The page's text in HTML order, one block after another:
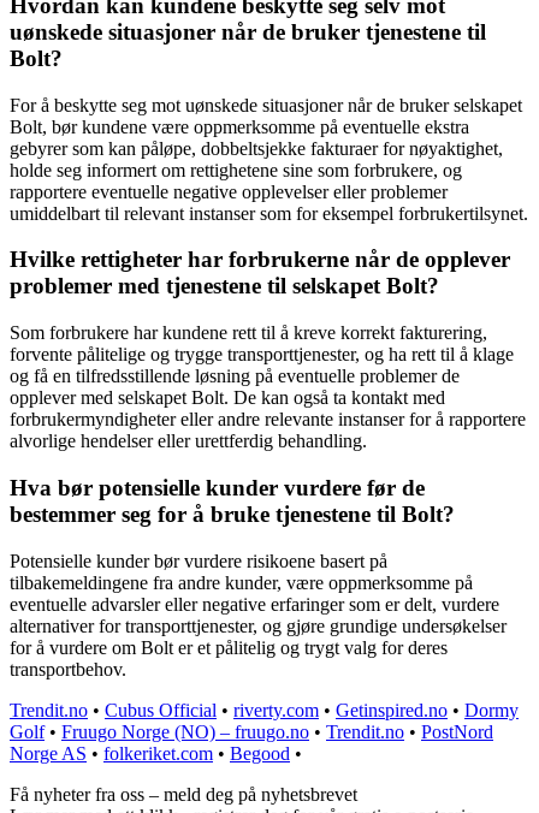
Hvordan kan kundene beskytte seg selv mot
uønskede situasjoner når de bruker tjenestene til
Bolt?
For å beskytte seg mot uønskede situasjoner når de bruker selskapet
Bolt, bør kundene være oppmerksomme på eventuelle ekstra
gebyrer som kan påløpe, dobbeltsjekke fakturaer for nøyaktighet,
holde seg informert om rettighetene sine som forbrukere, og
rapportere eventuelle negative opplevelser eller problemer
umiddelbart til relevant instanser som for eksempel forbrukertilsynet.
Hvilke rettigheter har forbrukerne når de opplever
problemer med tjenestene til selskapet Bolt?
Som forbrukere har kundene rett til å kreve korrekt fakturering,
forvente pålitelige og trygge transporttjenester, og ha rett til å klage
og få en tilfredsstillende løsning på eventuelle problemer de
opplever med selskapet Bolt. De kan også ta kontakt med
forbrukermyndigheter eller andre relevante instanser for å rapportere
alvorlige hendelser eller urettferdig behandling.
Hva bør potensielle kunder vurdere før de
bestemmer seg for å bruke tjenestene til Bolt?
Potensielle kunder bør vurdere risikoene basert på
tilbakemeldingene fra andre kunder, være oppmerksomme på
eventuelle advarsler eller negative erfaringer som er delt, vurdere
alternativer for transporttjenester, og gjøre grundige undersøkelser
for å vurdere om Bolt er et pålitelig og trygt valg for deres
transportbehov.
Trendit.no • Cubus Official • riverty.com • Getinspired.no • Dormy
Golf• Fruugo Norge (NO) – fruugo.no • Trendit.no • PostNord
Norge AS • folkeriket.com • Begood •
Få nyheter fra oss – meld deg på nyhetsbrevet